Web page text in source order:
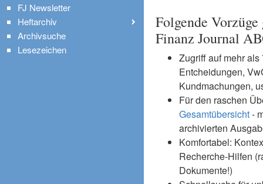
Folgende
Finanz Journal
Zugriff auf mehr
Entcheidungen,
Kundmachungen,
Für den raschen
Gesamtübersicht-
archivierten
Komfortabel:
Recherche-Hilfen
Dokumente!)
FJ Newsletter
Heftarchiv
Archivsuche
Lesezeichen